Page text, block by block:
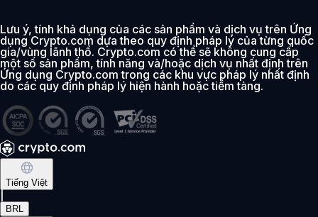
Lưu ý, tính khả dụng của các sản phẩm và dịch vụ trên Ứng
dụng Crypto.com dựa theo quy định pháp lý của từng quốc
gia/vùng lãnh thổ. Crypto.com có thể sẽ không cung cấp
một số sản phẩm, tính năng và/hoặc dịch vụ nhất định trên
Ứng dụng Crypto.com trong các khu vực pháp lý nhất định
do các quy định pháp lý hiện hành hoặc tiềm tàng.
Tiếng Việt
BRL